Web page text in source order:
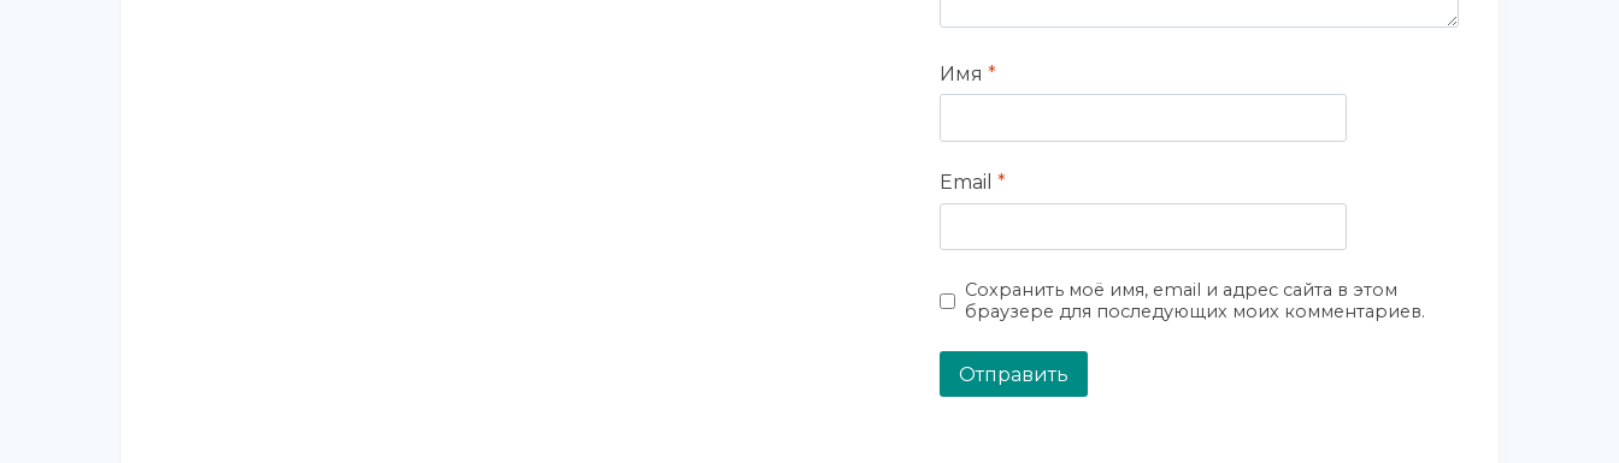
Имя *
Email *
Сохранить моё имя, email и адрес сайта в этом
браузере для последующих моих комментариев.